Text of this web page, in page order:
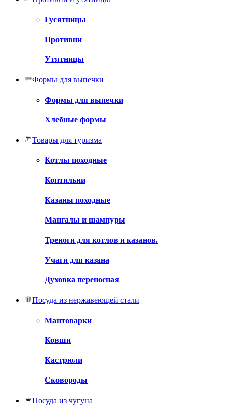
Гусятницы
Противни
Утятницы
Формы для выпечки
Формы для выпечки
Хлебные формы
Товары для туризма
Котлы походные
Коптильни
Казаны походные
Мангалы и шампуры
Треноги для котлов и казанов.
Учаги для казана
Духовка переносная
Посуда из нержавеющей стали
Мантоварки
Ковши
Кастрюли
Сковороды
Посуда из чугуна